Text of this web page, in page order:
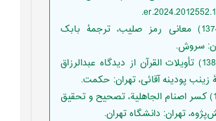
گنون، رنه (1374) معانی رمز صلیب، ترجمۀ بابک
سروش.
لوری، پییر (1383) تأویلات القرآن از دیدگاه عبدالرزاق
زینب پودینه آقائی، تهران: حکمت.
ملاصدرا (1340) کسر اصنام الجاهلیة، تصحیح و تحقیق
تهران: دانشگاه تهران.